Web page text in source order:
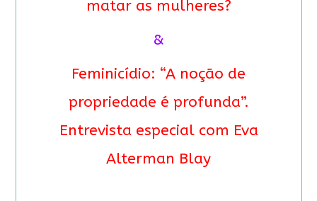
matar as mulheres?
&
Feminicídio: “A noção de
propriedade é profunda”.
Entrevista especial com Eva
Alterman Blay